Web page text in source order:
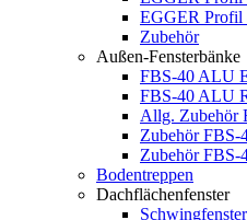
EGGER Profil
Zubehör
Außen-Fensterbänke
FBS-40 ALU
FBS-40 ALU
Allg. Zubehör
Zubehör FBS-
Zubehör
Bodentreppen
Dachflächenfenster
Schwingfenster